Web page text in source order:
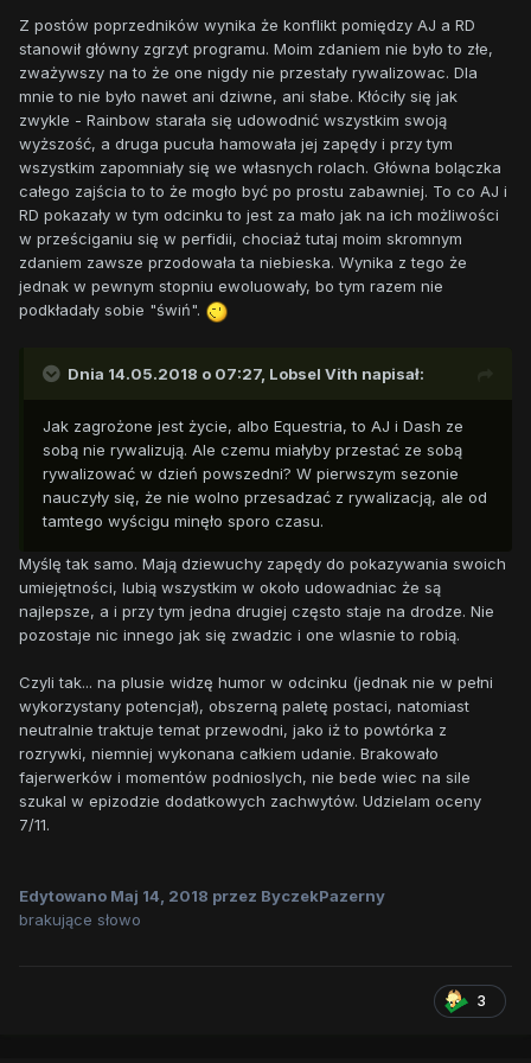
Z postów poprzedników wynika że konflikt pomiędzy AJ a RD
stanowił główny zgrzyt programu. Moim zdaniem nie było to złe,
zważywszy na to że one nigdy nie przestały rywalizowac. Dla
mnie to nie było nawet ani dziwne, ani słabe. Kłóciły się jak
zwykle - Rainbow starała się udowodnić wszystkim swoją
wyższość, a druga pucuła hamowała jej zapędy i przy tym
wszystkim zapomniały się we własnych rolach. Główna bolączka
całego zajścia to to że mogło być po prostu zabawniej. To co AJ i
RD pokazały w tym odcinku to jest za mało jak na ich możliwości
w prześciganiu się w perfidii, chociaż tutaj moim skromnym
zdaniem zawsze przodowała ta niebieska. Wynika z tego że
jednak w pewnym stopniu ewoluowały, bo tym razem nie
podkładały sobie "świń".
Dnia 14.05.2018 o 07:27, Lobsel Vith napisał:
Jak zagrożone jest życie, albo Equestria, to AJ i Dash ze
sobą nie rywalizują. Ale czemu miałyby przestać ze sobą
rywalizować w dzień powszedni? W pierwszym sezonie
nauczyły się, że nie wolno przesadzać z rywalizacją, ale od
tamtego wyścigu minęło sporo czasu.
Myślę tak samo. Mają dziewuchy zapędy do pokazywania swoich
umiejętności, lubią wszystkim w około udowadniac że są
najlepsze, a i przy tym jedna drugiej często staje na drodze. Nie
pozostaje nic innego jak się zwadzic i one wlasnie to robią.
Czyli tak... na plusie widzę humor w odcinku (jednak nie w pełni
wykorzystany potencjał), obszerną paletę postaci, natomiast
neutralnie traktuje temat przewodni, jako iż to powtórka z
rozrywki, niemniej wykonana całkiem udanie. Brakowało
fajerwerków i momentów podnioslych, nie bede wiec na sile
szukal w epizodzie dodatkowych zachwytów. Udzielam oceny
7/11.
Edytowano Maj 14, 2018 przez ByczekPazerny
brakujące słowo
3